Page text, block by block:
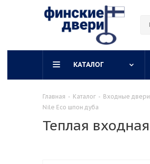
КАТАЛОГ
Главная - Каталог - Входные двери
Nile Eco шпон дуба
Теплая